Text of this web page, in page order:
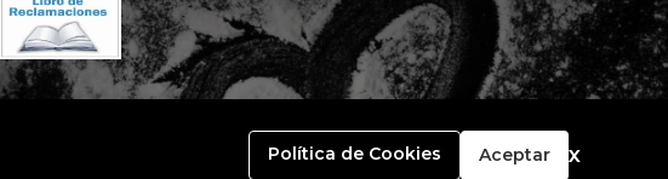
Política de Cookies Aceptar x